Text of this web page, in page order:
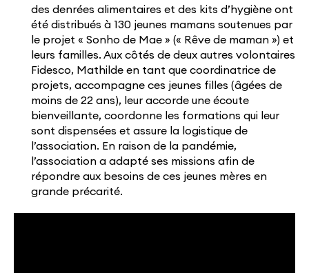
des denrées alimentaires et des kits d’hygiène ont
été distribués à 130 jeunes mamans soutenues par
le projet « Sonho de Mae » (« Rêve de maman ») et
leurs familles. Aux côtés de deux autres volontaires
Fidesco, Mathilde en tant que coordinatrice de
projets, accompagne ces jeunes filles (âgées de
moins de 22 ans), leur accorde une écoute
bienveillante, coordonne les formations qui leur
sont dispensées et assure la logistique de
l’association. En raison de la pandémie,
l’association a adapté ses missions afin de
répondre aux besoins de ces jeunes mères en
grande précarité.